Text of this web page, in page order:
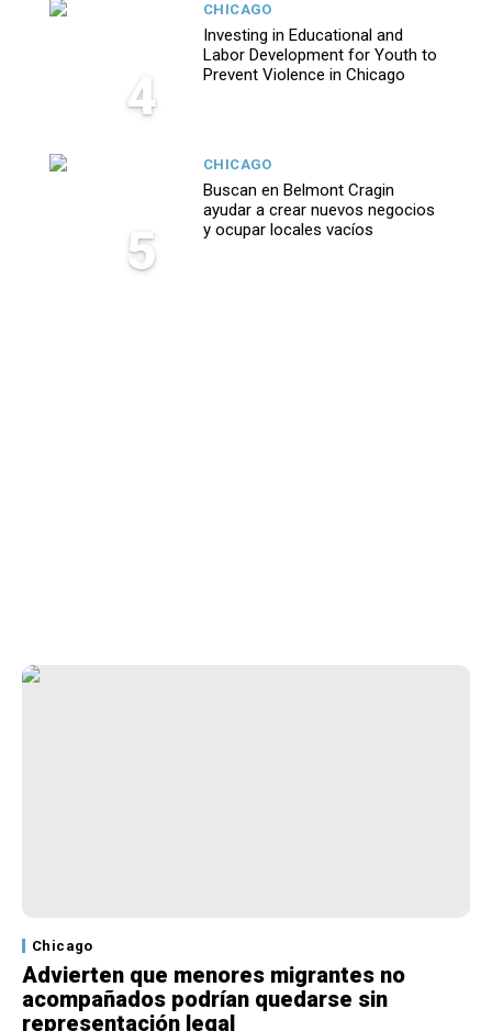
4
CHICAGO
Investing in Educational and
Labor Development for Youth to
Prevent Violence in Chicago
5
CHICAGO
Buscan en Belmont Cragin
ayudar a crear nuevos negocios
y ocupar locales vacíos
Chicago
Advierten que menores migrantes no
acompañados podrían quedarse sin
representación legal